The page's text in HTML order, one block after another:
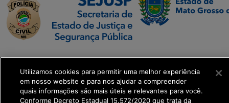
SETDIG | Secretaria-
Executiva de
Transformação Digital
Utilizamos cookies para permitir uma melhor experiência
em nosso website e para nos ajudar a compreender
quais informações são mais úteis e relevantes para você.
Conforme Decreto Estadual 15.572/2020 que trata da